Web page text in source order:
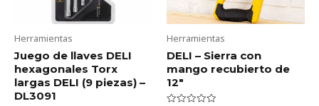
Herramientas
Juego de llaves DELI
hexagonales Torx
largas DELI (9 piezas) –
DL3091
Herramientas
DELI – Sierra con
mango recubierto de
12″